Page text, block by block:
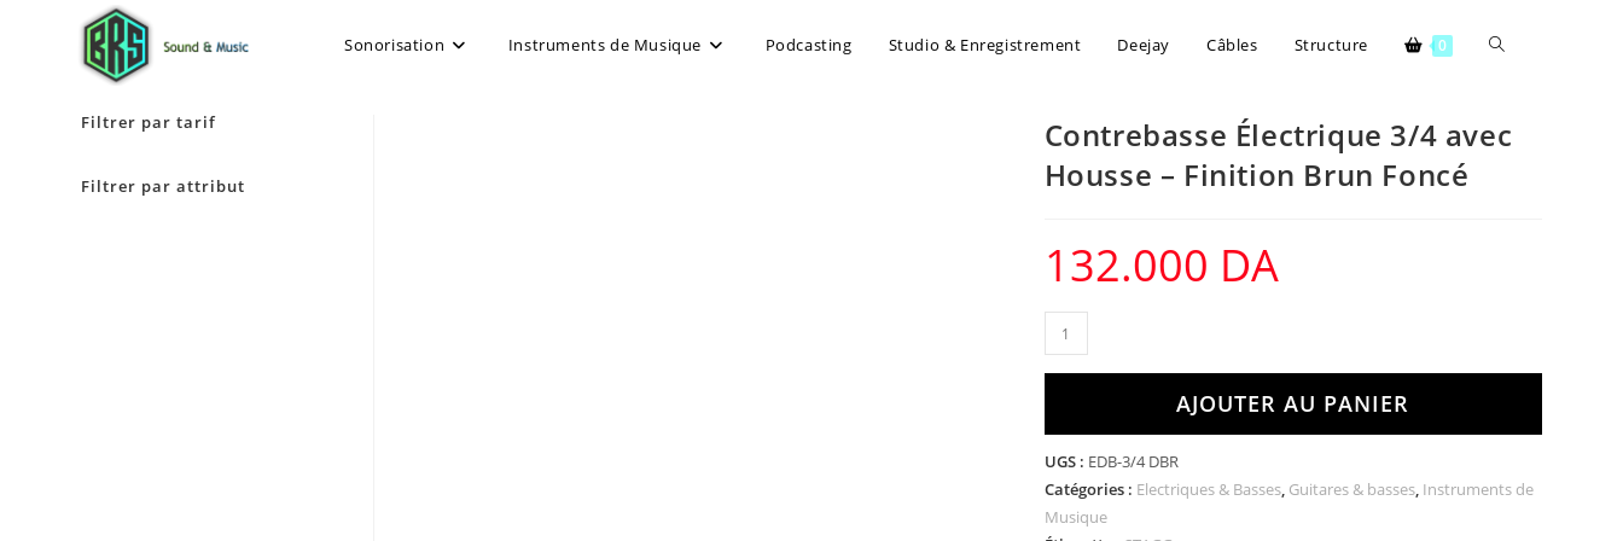
Sonorisation Instruments de Musique Podcasting Studio & Enregistrement Deejay Câbles Structure 0
Contrebasse Électrique 3/4 avec
Housse – Finition Brun Foncé
132.000 DA
AJOUTER AU PANIER
UGS : EDB-3/4 DBR
Catégories : Electriques & Basses, Guitares & basses, Instruments de
Musique
Filtrer par tarif
Filtrer par attribut